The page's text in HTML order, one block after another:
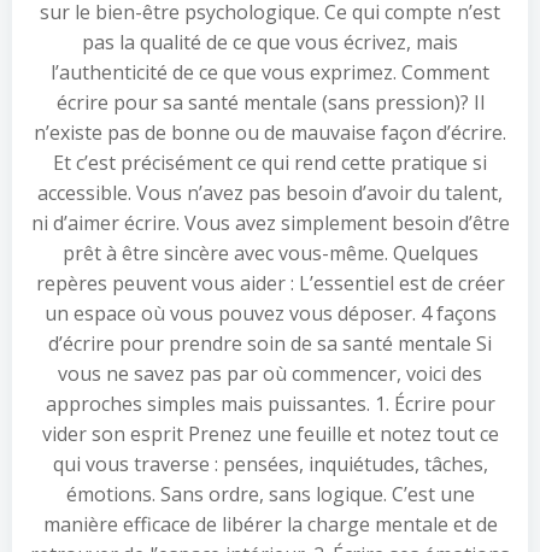
sur le bien-être psychologique. Ce qui compte n’est
pas la qualité de ce que vous écrivez, mais
l’authenticité de ce que vous exprimez. Comment
écrire pour sa santé mentale (sans pression)? Il
n’existe pas de bonne ou de mauvaise façon d’écrire.
Et c’est précisément ce qui rend cette pratique si
accessible. Vous n’avez pas besoin d’avoir du talent,
ni d’aimer écrire. Vous avez simplement besoin d’être
prêt à être sincère avec vous-même. Quelques
repères peuvent vous aider : L’essentiel est de créer
un espace où vous pouvez vous déposer. 4 façons
d’écrire pour prendre soin de sa santé mentale Si
vous ne savez pas par où commencer, voici des
approches simples mais puissantes. 1. Écrire pour
vider son esprit Prenez une feuille et notez tout ce
qui vous traverse : pensées, inquiétudes, tâches,
émotions. Sans ordre, sans logique. C’est une
manière efficace de libérer la charge mentale et de